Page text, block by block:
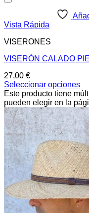
Vista Rápida
VISERONES
VISERÓN CALADO
27,00 €
Seleccionar opciones
Este producto tiene
pueden elegir en la